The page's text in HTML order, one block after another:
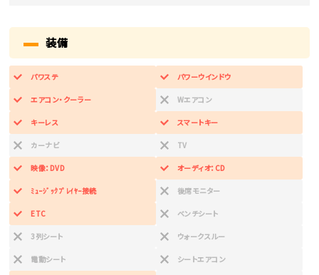
装備
パワステ パワーウインドウ
エアコン・クーラー Wエアコン
キーレス スマートキー
カーナビ TV
映像：DVD オーディオ：CD
ﾐｭｰｼﾞｯｸﾌﾟﾚｲﾔｰ接続 後席モニター
ETC ベンチシート
3列シート ウォークスルー
電動シート シートエアコン